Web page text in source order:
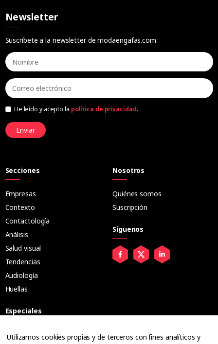
Newsletter
Suscríbete a la newsletter de modaengafas.com
He leído y acepto la política de privacidad.
Enviar
Secciones
Empresas
Contexto
Contactología
Análisis
Salud visual
Tendencias
Audiología
Huellas
Especiales
Entrevistas
Nosotros
Quiénes somos
Suscripción
Síguenos
Utilizamos cookies propias y de terceros con fines analíticos y